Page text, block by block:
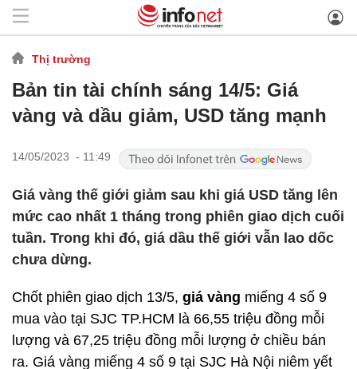
Thị trường
Bản tin tài chính sáng 14/5: Giá
vàng và dầu giảm, USD tăng mạnh
14/05/2023 - 11:49
Giá vàng thế giới giảm sau khi giá USD tăng lên
mức cao nhất 1 tháng trong phiên giao dịch cuối
tuần. Trong khi đó, giá dầu thế giới vẫn lao dốc
chưa dừng.
Chốt phiên giao dịch 13/5, giá vàng miếng 4 số 9
mua vào tại SJC TP.HCM là 66,55 triệu đồng mỗi
lượng và 67,25 triệu đồng mỗi lượng ở chiều bán
ra. Giá vàng miếng 4 số 9 tại SJC Hà Nội niêm yết